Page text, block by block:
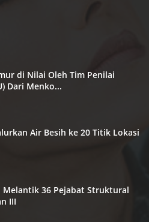
di Nilai Oleh Tim Penilai
Dari Menko...
Air Besih ke 20 Titik Lokasi
Melantik 36 Pejabat Struktural
III